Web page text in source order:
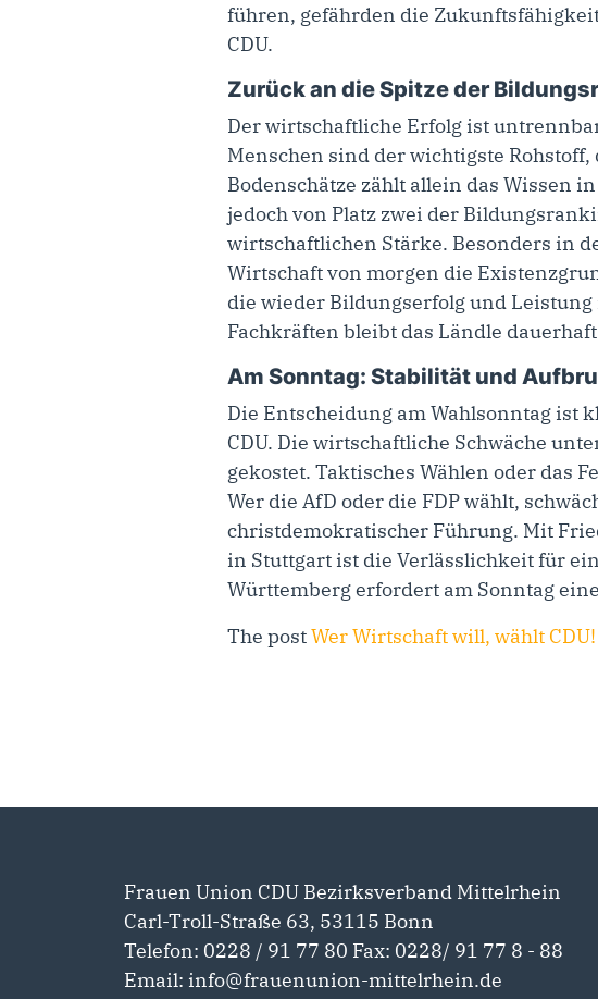
führen, gefährden die
CDU.
Zurück an die Spitze der
Der wirtschaftliche Erfolg ist
Menschen sind der wichtigste
Bodenschätze zählt allein das Wissen
jedoch von Platz zwei der
wirtschaftlichen Stärke. Besonders in
Wirtschaft von morgen die
die wieder Bildungserfolg und
Fachkräften bleibt das Ländle
Am Sonntag: Stabilität und
Die Entscheidung am Wahlsonntag ist
CDU. Die wirtschaftliche Schwäche
gekostet. Taktisches Wählen oder das
Wer die AfD oder die FDP wählt,
christdemokratischer Führung. Mit
in Stuttgart ist die Verlässlichkeit für
Württemberg erfordert am Sonntag
The postWer Wirtschaft will, wählt CDU!
Frauen Union CDU Bezirksverband Mittelrhein
Carl-Troll-Straße 63, 53115 Bonn
Telefon: 0228 / 91 77 80 Fax: 0228/ 91 77 8 - 88
Email: info@frauenunion-mittelrhein.de